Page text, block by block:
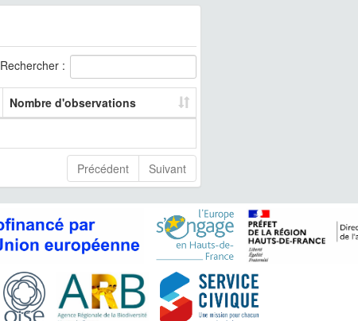
Rechercher :
Nombre d'observations
Précédent Suivant